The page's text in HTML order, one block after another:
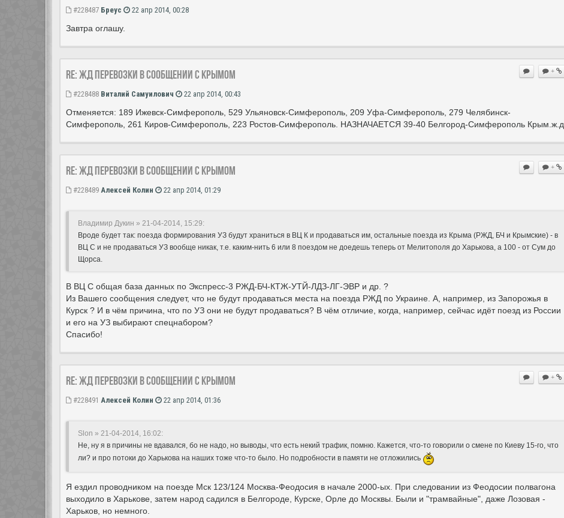
#228487 Бреус 22 апр 2014, 00:28
Завтра оглашу.
+
Re: ЖД перевозки в сообщении с Крымом
#228488 Виталий Самуилович 22 апр 2014, 00:43
Отменяется: 189 Ижевск-Симферополь, 529 Ульяновск-Симферополь, 209 Уфа-Симферополь, 279 Челябинск-
Симферополь, 261 Киров-Симферополь, 223 Ростов-Симферополь. НАЗНАЧАЕТСЯ 39-40 Белгород-Симферополь Крым.ж.д
+
Re: ЖД перевозки в сообщении с Крымом
#228489 Алексей Колин 22 апр 2014, 01:29
Владимир Дукин » 21-04-2014, 15:29:
Вроде будет так: поезда формирования УЗ будут храниться в ВЦ К и продаваться им, остальные поезда из Крыма (РЖД, БЧ и Крымские) - в
ВЦ С и не продаваться УЗ вообще никак, т.е. каким-нить 6 или 8 поездом не доедешь теперь от Мелитополя до Харькова, а 100 - от Сум до
Щорса.
В ВЦ С общая база данных по Экспресс-3 РЖД-БЧ-КТЖ-УТЙ-ЛДЗ-ЛГ-ЭВР и др. ?
Из Вашего сообщения следует, что не будут продаваться места на поезда РЖД по Украине. А, например, из Запорожья в
Курск ? И в чём причина, что по УЗ они не будут продаваться? В чём отличие, когда, например, сейчас идёт поезд из России
и его на УЗ выбирают спецнабором?
Спасибо!
+
Re: ЖД перевозки в сообщении с Крымом
#228491 Алексей Колин 22 апр 2014, 01:36
Slon » 21-04-2014, 16:02:
Не, ну я в причины не вдавался, бо не надо, но выводы, что есть некий трафик, помню. Кажется, что-то говорили о смене по Киеву 15-го, что
ли? и про потоки до Харькова на наших тоже что-то было. Но подробности в памяти не отложились
Я ездил проводником на поезде Мск 123/124 Москва-Феодосия в начале 2000-ых. При следовании из Феодосии полвагона
выходило в Харькове, затем народ садился в Белгороде, Курске, Орле до Москвы. Были и "трамвайные", даже Лозовая -
Харьков, но немного.